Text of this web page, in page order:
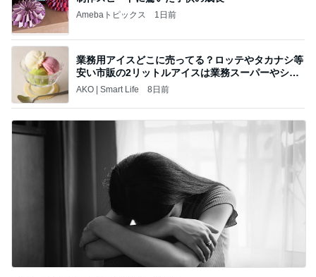
Amebaトピックス 1日前
業務用アイスどこに売ってる？ロッテやタカナシ等
安い市販の2リットルアイスは業務スーパーやシャ
トレ
AKO | Smart Life 8日前